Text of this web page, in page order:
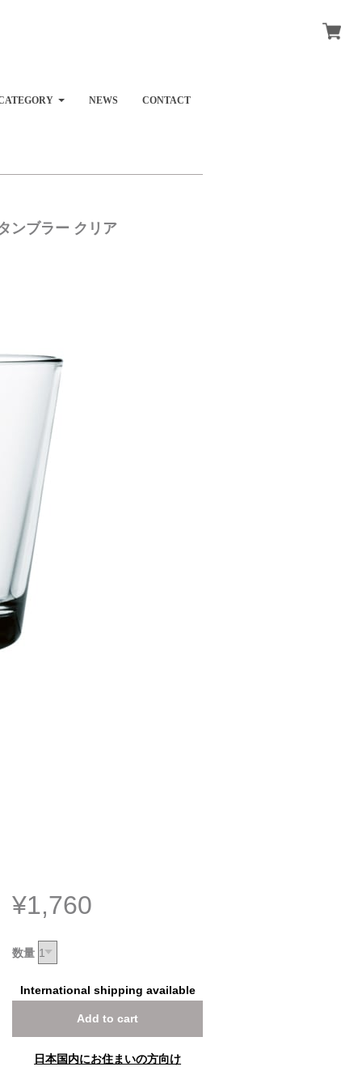
NEWS CONTACT
ンブラー クリア
¥1,760
数量
International shipping available
Add to cart
日本国内にお住まいの方向け